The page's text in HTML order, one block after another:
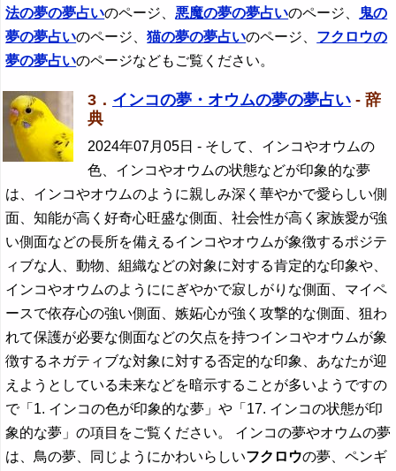
法の夢の夢占いのページ、 悪魔の夢の夢占いのページ、
鬼の
夢の夢占いのページ、猫の夢の夢占いのページ、 フクロウの
夢の夢占いのページなどもご覧ください。
3． インコの夢・オウムの夢の夢占い - 辞
典
2024年07月05日 - そして、インコやオウムの
色、インコやオウムの状態などが印象的な夢
は、インコやオウムのように親しみ深く華やかで愛らしい側
面、知能が高く好奇心旺盛な側面、社会性が高く家族愛が強
い側面などの長所を備えるインコやオウムが象徴するポジテ
ィブな人、動物、組織などの対象に対する肯定的な印象や、
インコやオウムのようににぎやかで寂しがりな側面、マイペ
ースで依存心の強い側面、嫉妬心が強く攻撃的な側面、狙わ
れて保護が必要な側面などの欠点を持つインコやオウムが象
徴するネガティブな対象に対する否定的な印象、あなたが迎
えようとしている未来などを暗示することが多いようですの
で「1. インコの色が印象的な夢」や「17. インコの状態が印
象的な夢」の項目をご覧ください。 インコの夢やオウムの夢
は、鳥の夢、同じようにかわいらしいフクロウの夢、ペンギ